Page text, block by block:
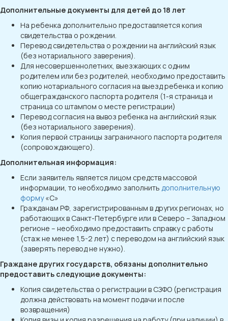
Дополнительные документы для детей до 18 лет
На ребенка дополнительно предоставляется копия
свидетельства о рождении.
Перевод свидетельства о рождении на английский язык
(без нотариального заверения).
Для несовершеннолетних, выезжающих с одним
родителем или без родителей, необходимо предоставить
копию нотариального согласия на выезд ребенка и копию
общегражданского паспорта родителя (1-я страница и
страница со штампом о месте регистрации)
Перевод согласия на вывоз ребенка на английский язык
(без нотариального заверения).
Копия первой страницы заграничного паспорта родителя
(сопровождающего).
Дополнительная информация:
Если заявитель является лицом средств массовой
информации, то необходимо заполнить дополнительную
форму«С»
Гражданам РФ, зарегистрированным в других регионах, но
работающих в Санкт-Петербурге или в Северо – Западном
регионе – необходимо предоставить справку с работы
(стаж не менее 1,5-2 лет) с переводом на английский язык
(заверять перевод не нужно).
Граждане других государств, обязаны дополнительно
предоставить следующие документы:
Копия свидетельства о регистрации в СЗФО (регистрация
должна действовать на момент подачи и после
возвращения)